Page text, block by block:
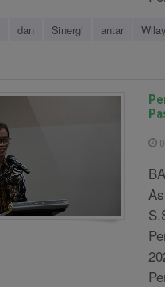
dan Sinergi antar